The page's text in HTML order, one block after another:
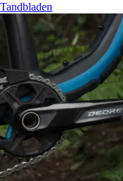
Tandbladen